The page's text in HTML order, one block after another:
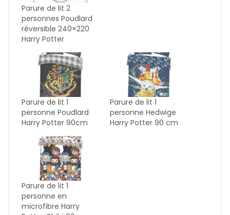
Parure de lit 2
personnes Poudlard
réversible 240×220
Harry Potter
Parure de lit 1
personne Poudlard
Harry Potter 90cm
Parure de lit 1
personne Hedwige
Harry Potter 90 cm
Parure de lit 1
personne en
microfibre Harry